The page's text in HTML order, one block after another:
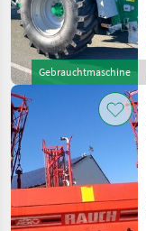
Gebrauchtmaschine